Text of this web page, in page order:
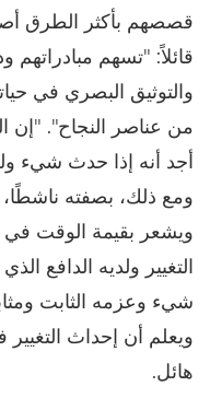
قصصهم بأكثر الطرق
قائلاً: "تسهم
والتوثيق البصري في
من عناصر النجاح". "إن
أجد أنه إذا حدث شيء
ومع ذلك، بصفته
ويشعر بقيمة الوقت
التغيير ولديه الدافع
شيء وعزمه الثابت
ويعلم أن إحداث
هائل.